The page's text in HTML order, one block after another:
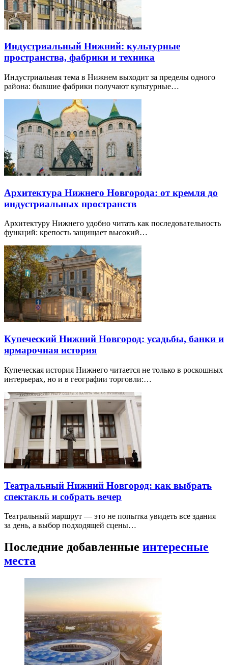
Индустриальный Нижний: культурные
пространства, фабрики и техника
Индустриальная тема в Нижнем выходит за пределы одного
района: бывшие фабрики получают культурные…
Архитектура Нижнего Новгорода: от кремля до
индустриальных пространств
Архитектуру Нижнего удобно читать как последовательность
функций: крепость защищает высокий…
Купеческий Нижний Новгород: усадьбы, банки и
ярмарочная история
Купеческая история Нижнего читается не только в роскошных
интерьерах, но и в географии торговли:…
Театральный Нижний Новгород: как выбрать
спектакль и собрать вечер
Театральный маршрут — это не попытка увидеть все здания
за день, а выбор подходящей сцены…
Последние добавленные интересные
места